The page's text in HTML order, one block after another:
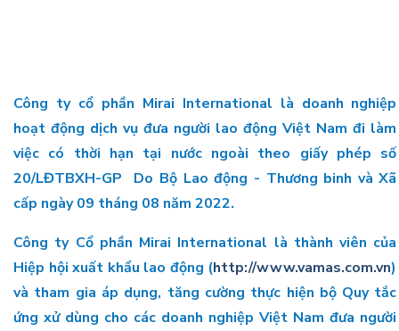
Công ty cổ phần Mirai International là doanh nghiệp
hoạt động dịch vụ đưa người lao động Việt Nam đi làm
việc có thời hạn tại nước ngoài theo giấy phép số
20/LĐTBXH-GP Do Bộ Lao động - Thương binh và Xã
cấp ngày 09 tháng 08 năm 2022.
Công ty Cổ phần Mirai International là thành viên của
Hiệp hội xuất khẩu lao động (http://www.vamas.com.vn)
và tham gia áp dụng, tăng cường thực hiện bộ Quy tắc
ứng xử dùng cho các doanh nghiệp Việt Nam đưa người